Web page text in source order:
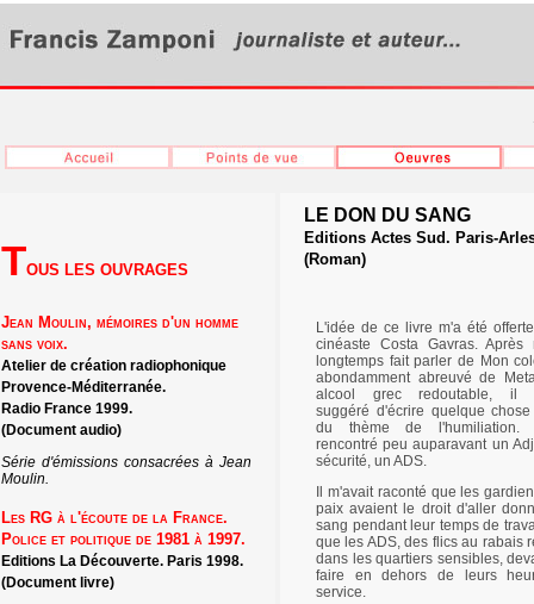
TOUS LES OUVRAGES
Jean Moulin, mémoires d'un homme
sans voix.
Atelier de création radiophonique
Provence-Méditerranée.
Radio France 1999.
(Document audio)
Série d'émissions consacrées à Jean
Moulin.
Les RG à l'écoute de la France.
Police et politique de 1981 à 1997.
Editions La Découverte. Paris 1998.
(Document livre)
LE DON DU SANG
Editions Actes Sud. Paris-
(Roman)
L'idée de ce livre m'a été
cinéaste Costa Gavras. Après
longtemps fait parler de Mon
abondamment abreuvé de
alcool grec redoutable, il
suggéré d'écrire quelque
du thème de l'humiliation.
rencontré peu auparavant un
sécurité, un ADS.
Il m'avait raconté que les
paix avaient le droit d'aller
sang pendant leur temps de
que les ADS, des flics au rabais
dans les quartiers sensibles,
faire en dehors de leurs
service.